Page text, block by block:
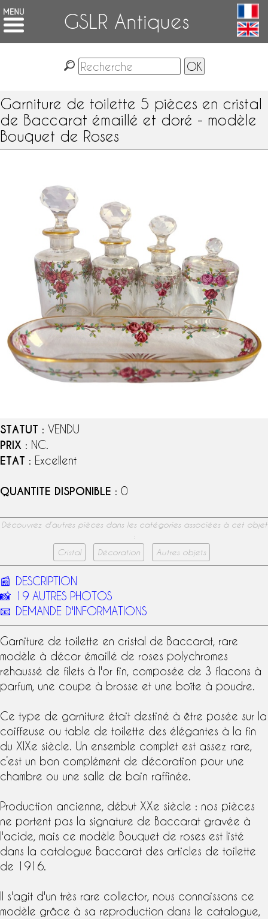
GSLR Antiques
Garniture de toilette 5 pièces en cristal
de Baccarat émaillé et doré - modèle
Bouquet de Roses
STATUT : VENDU
PRIX : NC.
ETAT : Excellent
QUANTITE DISPONIBLE : 0
Découvrez d’autres pièces dans les catégories associées à cet objet
:
Cristal
Décoration Autres objets
📰 DESCRIPTION
📸 19 AUTRES PHOTOS
📧 DEMANDE D'INFORMATIONS
Garniture de toilette en cristal de Baccarat , rare
modèle à décor émaillé de roses polychromes
rehaussé de filets à l'or fin, composée de 3 flacons à
parfum, une coupe à brosse et une boîte à poudre.
Ce type de garniture était destiné à être posée sur la
coiffeuse ou table de toilette des élégantes à la fin
du XIXe siècle . Un ensemble complet est assez rare,
c’est un bon complément de décoration pour une
chambre ou une salle de bain raffinée.
Production ancienne, début XXe siècle : nos pièces
ne portent pas la signature de Baccarat gravée à
l'acide, mais ce modèle Bouquet de roses est listé
dans la catalogue Baccarat des articles de toilette
de 1916.
Il s'agit d'un très rare collector, nous connaissons ce
modèle grâce à sa reproduction dans le catalogue,